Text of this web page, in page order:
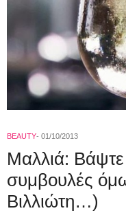
BEAUTY 01/10/2013
Μαλλιά:
συμβουλές
Βιλλιώτη…)